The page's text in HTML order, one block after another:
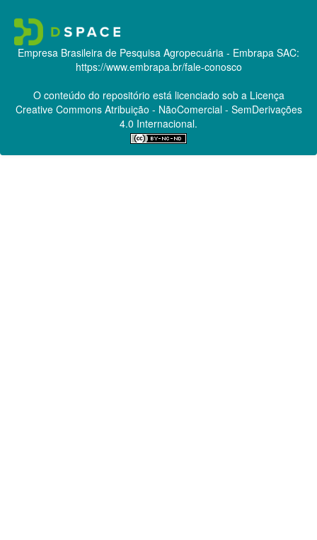
Empresa Brasileira de Pesquisa Agropecuária - Embrapa SAC:
https://www.embrapa.br/fale-conosco
O conteúdo do repositório está licenciado sob a Licença
Creative CommonsAtribuição - NãoComercial - SemDerivações
4.0 Internacional.